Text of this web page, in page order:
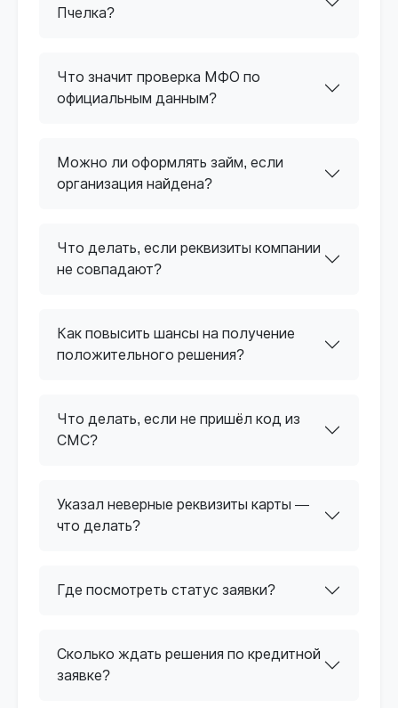
Пчелка?
Что значит проверка МФО по
официальным данным?
Можно ли оформлять займ, если
организация найдена?
Что делать, если реквизиты компании
не совпадают?
Как повысить шансы на получение
положительного решения?
Что делать, если не пришёл код из
СМС?
Указал неверные реквизиты карты —
что делать?
Где посмотреть статус заявки?
Сколько ждать решения по кредитной
заявке?